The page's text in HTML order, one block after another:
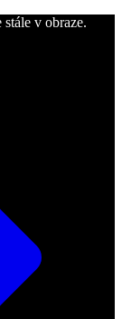
v obraze.